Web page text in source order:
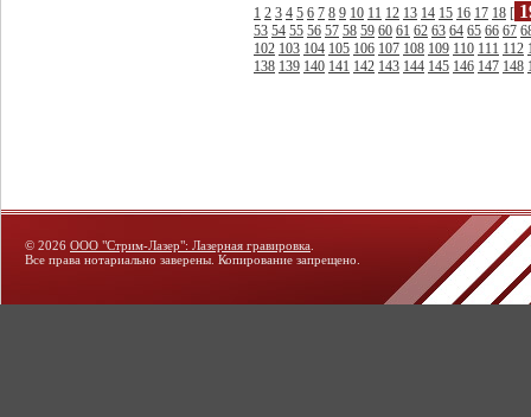
1 2 3 4 5 6 7 8 9 10 11 12 13 14 15 16 17 18 [
53 54 55 56 57 58 59 60 61 62 63 64 65 66 67
102 103 104 105 106 107 108 109 110 111 112
138 139 140 141 142 143 144 145 146 147 148
© 2026 ООО "Стрим-Лазер": Лазерная гравировка
Все права нотариально заверены. Копирование запрещено.